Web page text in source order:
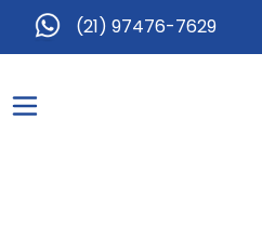
(21) 97476-7629